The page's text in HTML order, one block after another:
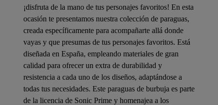
¡disfruta de la mano de tus personajes favoritos! En esta
ocasión te presentamos nuestra colección de paraguas,
creada específicamente para acompañarte allá donde
vayas y que presumas de tus personajes favoritos. Está
diseñada en España, empleando materiales de gran
calidad para ofrecer un extra de durabilidad y
resistencia a cada uno de los diseños, adaptándose a
todas tus necesidades. Este paraguas de burbuja es parte
de la licencia de Sonic Prime y homenajea a los